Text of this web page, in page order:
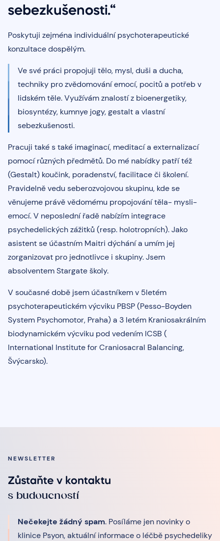
sebezkušenosti.“
Poskytuji zejména individuální psychoterapeutické
konzultace dospělým.
Ve své práci propojuji tělo, mysl, duši a ducha,
techniky pro zvědomování emocí, pocitů a potřeb v
lidském těle. Využívám znalostí z bioenergetiky,
biosyntézy, kumnye jogy, gestalt a vlastní
sebezkušenosti.
Pracuji také s také imaginací, meditací a externalizací
pomocí různých předmětů. Do mé nabídky patří též
(Gestalt) koučink, poradenství, facilitace či školení.
Pravidelně vedu seberozvojovou skupinu, kde se
věnujeme právě vědomému propojování těla- mysli-
emocí. V neposlední řadě nabízím integrace
psychedelických zážitků (resp. holotropních). Jako
asistent se účastním Maitri dýchání a umím jej
zorganizovat pro jednotlivce i skupiny. Jsem
absolventem Stargate školy.
V současné době jsem účastníkem v 5letém
psychoterapeutickém výcviku PBSP (Pesso-Boyden
System Psychomotor, Praha) a 3 letém Kraniosakrálním
biodynamickém výcviku pod vedením ICSB (
International Institute for Craniosacral Balancing,
Švýcarsko).
NEWSLETTER
Zůstaňte v kontaktu
s budoucností
Nečekejte žádný spam. Posíláme jen novinky o
klinice Psyon, aktuální informace o léčbě psychedeliky